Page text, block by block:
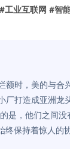
车USB给
马，启动先看
#工业互联网 #智
额时，美的与合
厂打造成亚洲
是，他们之间
终保持着惊人的